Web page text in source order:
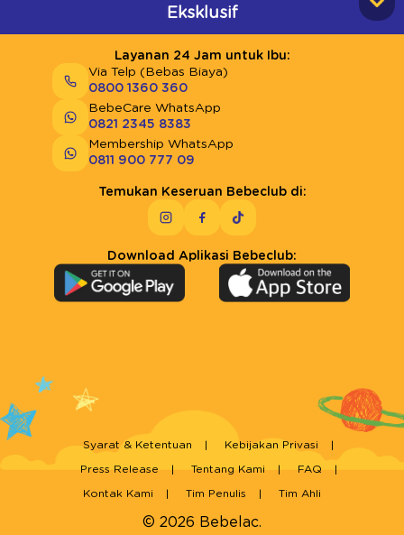
Eksklusif
Layanan 24 Jam untuk Ibu:
Via Telp (Bebas Biaya)
0800 1360 360
BebeCare WhatsApp
0821 2345 8383
Membership WhatsApp
0811 900 777 09
Temukan Keseruan Bebeclub di:
Download Aplikasi Bebeclub:
© 2026 Bebelac.
Syarat & Ketentuan Kebijakan Privasi
Press Release Tentang Kami FAQ
Kontak Kami Tim Penulis Tim Ahli